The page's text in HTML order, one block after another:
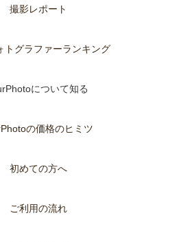
撮影レポート
トグラファーランキング
について知る
の価格のヒミツ
初めての方へ
ご利用の流れ